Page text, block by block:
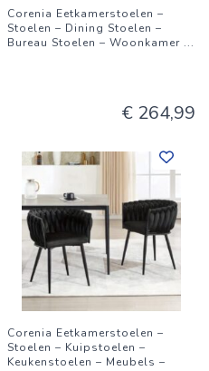
Corenia Eetkamerstoelen –
Stoelen – Dining Stoelen –
Bureau Stoelen – Woonkamer ...
€ 264,99
Corenia Eetkamerstoelen –
Stoelen – Kuipstoelen –
Keukenstoelen – Meubels –